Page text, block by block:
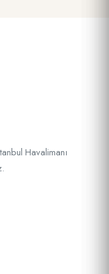
Havalimanı